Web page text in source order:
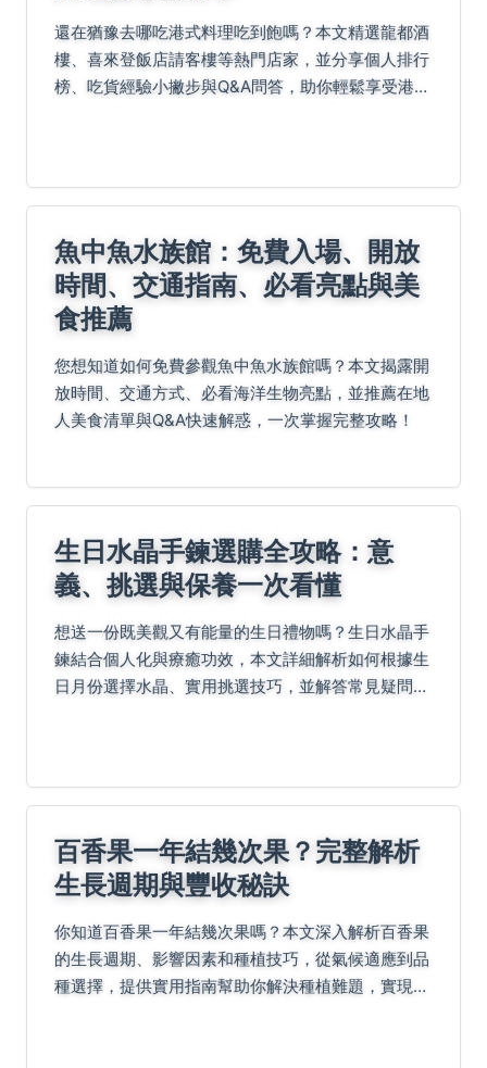
還在猶豫去哪吃港式料理吃到飽嗎？本文精選龍都酒
樓、喜來登飯店請客樓等熱門店家，並分享個人排行
榜、吃貨經驗小撇步與Q&A問答，助你輕鬆享受港點
魚中魚水族館：免費入場、開放
時間、交通指南、必看亮點與美
食推薦
您想知道如何免費參觀魚中魚水族館嗎？本文揭露開
放時間、交通方式、必看海洋生物亮點，並推薦在地
人美食清單與Q&A快速解惑，一次掌握完整攻略！
生日水晶手鍊選購全攻略：意
義、挑選與保養一次看懂
想送一份既美觀又有能量的生日禮物嗎？生日水晶手
鍊結合個人化與療癒功效，本文詳細解析如何根據生
日月份選擇水晶、實用挑選技巧，並解答常見疑問，
百香果一年結幾次果？完整解析
生長週期與豐收秘訣
你知道百香果一年結幾次果嗎？本文深入解析百香果
的生長週期、影響因素和種植技巧，從氣候適應到品
種選擇，提供實用指南幫助你解決種植難題，實現全